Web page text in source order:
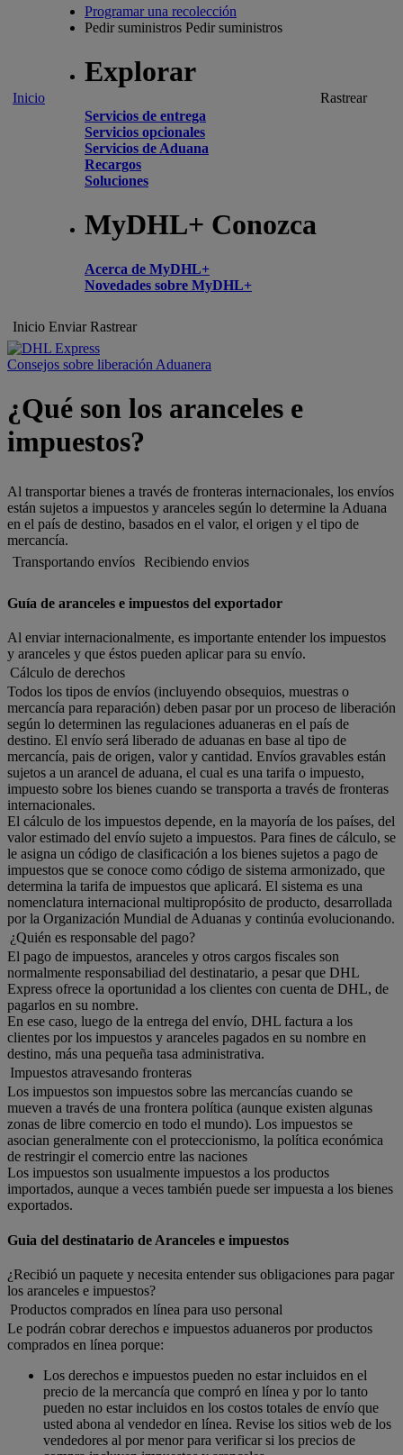
Inicio
Programar una recolección
Pedir suministros Pedir suministros
Explorar
Servicios de entrega
Servicios opcionales
Servicios de Aduana
Recargos
Soluciones
MyDHL+ Conozca
Acerca de MyDHL+
Novedades sobre MyDHL+
Rastrear
Inicio Enviar Rastrear
Consejos sobre liberación Aduanera
¿Qué son los aranceles e
impuestos?
Al transportar bienes a través de fronteras internacionales, los envíos
están sujetos a impuestos y aranceles según lo determine la Aduana
en el país de destino, basados en el valor, el origen y el tipo de
mercancía.
Transportando envíos Recibiendo envios
Guía de aranceles e impuestos del exportador
Al enviar internacionalmente, es importante entender los impuestos
y aranceles y que éstos pueden aplicar para su envío.
Cálculo de derechos
Todos los tipos de envíos (incluyendo obsequios, muestras o
mercancía para reparación) deben pasar por un proceso de liberación
según lo determinen las regulaciones aduaneras en el país de
destino. El envío será liberado de aduanas en base al tipo de
mercancía, pais de origen, valor y cantidad. Envíos gravables están
sujetos a un arancel de aduana, el cual es una tarifa o impuesto,
impuesto sobre los bienes cuando se transporta a través de fronteras
internacionales.
El cálculo de los impuestos depende, en la mayoría de los países, del
valor estimado del envío sujeto a impuestos. Para fines de cálculo, se
le asigna un código de clasificación a los bienes sujetos a pago de
impuestos que se conoce como código de sistema armonizado, que
determina la tarifa de impuestos que aplicará. El sistema es una
nomenclatura internacional multipropósito de producto, desarrollada
por la Organización Mundial de Aduanas y continúa evolucionando.
¿Quién es responsable del pago?
El pago de impuestos, aranceles y otros cargos fiscales son
normalmente responsabiliad del destinatario, a pesar que DHL
Express ofrece la oportunidad a los clientes con cuenta de DHL, de
pagarlos en su nombre.
En ese caso, luego de la entrega del envío, DHL factura a los
clientes por los impuestos y aranceles pagados en su nombre en
destino, más una pequeña tasa administrativa.
Impuestos atravesando fronteras
Los impuestos son impuestos sobre las mercancías cuando se
mueven a través de una frontera política (aunque existen algunas
zonas de libre comercio en todo el mundo). Los impuestos se
asocian generalmente con el proteccionismo, la política económica
de restringir el comercio entre las naciones
Los impuestos son usualmente impuestos a los productos
importados, aunque a veces también puede ser impuesta a los bienes
exportados.
Guia del destinatario de Aranceles e impuestos
¿Recibió un paquete y necesita entender sus obligaciones para pagar
los aranceles e impuestos?
Productos comprados en línea para uso personal
Le podrán cobrar derechos e impuestos aduaneros por productos
comprados en línea porque:
Los derechos e impuestos pueden no estar incluidos en el
precio de la mercancía que compró en línea y por lo tanto
pueden no estar incluidos en los costos totales de envío que
usted abona al vendedor en línea. Revise los sitios web de los
vendedores al por menor para verificar si los precios de